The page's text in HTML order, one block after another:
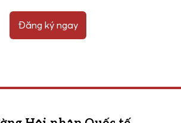
Đăng ký ngay